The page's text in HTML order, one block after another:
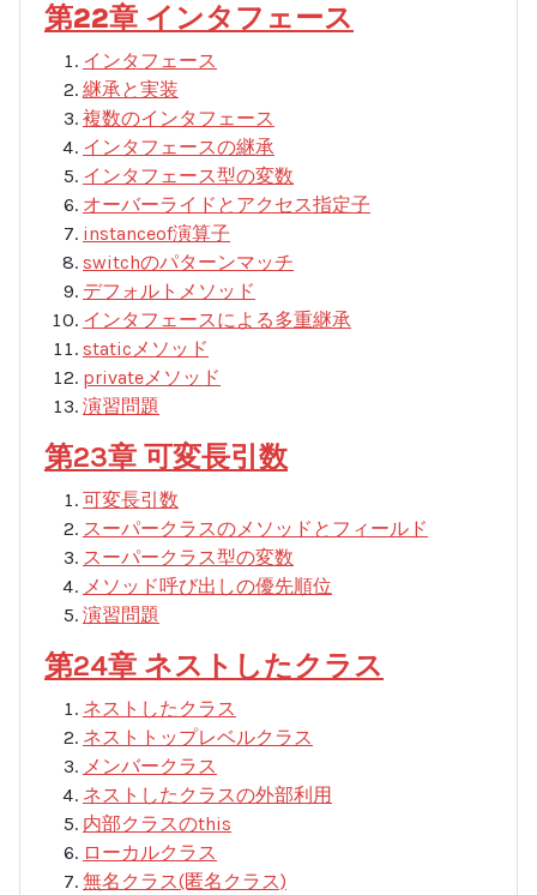
第22章 インタフェース
インタフェース
継承と実装
複数のインタフェース
インタフェースの継承
インタフェース型の変数
オーバーライドとアクセス指定子
instanceof演算子
switchのパターンマッチ
デフォルトメソッド
インタフェースによる多重継承
staticメソッド
privateメソッド
演習問題
第23章 可変長引数
可変長引数
スーパークラスのメソッドとフィールド
スーパークラス型の変数
メソッド呼び出しの優先順位
演習問題
第24章 ネストしたクラス
ネストしたクラス
ネストトップレベルクラス
メンバークラス
ネストしたクラスの外部利用
内部クラスのthis
ローカルクラス
無名クラス(匿名クラス)